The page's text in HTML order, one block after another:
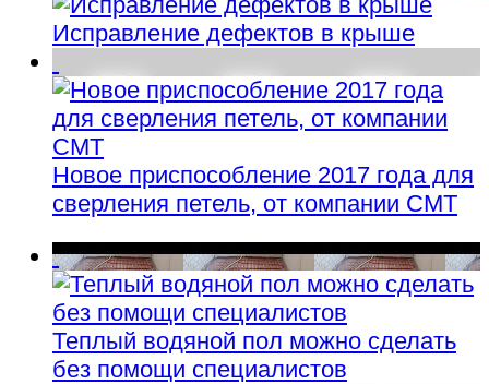
Исправление дефектов в крыше
Новое приспособление 2017 года для
сверления петель, от компании СМТ
Теплый водяной пол можно сделать
без помощи специалистов